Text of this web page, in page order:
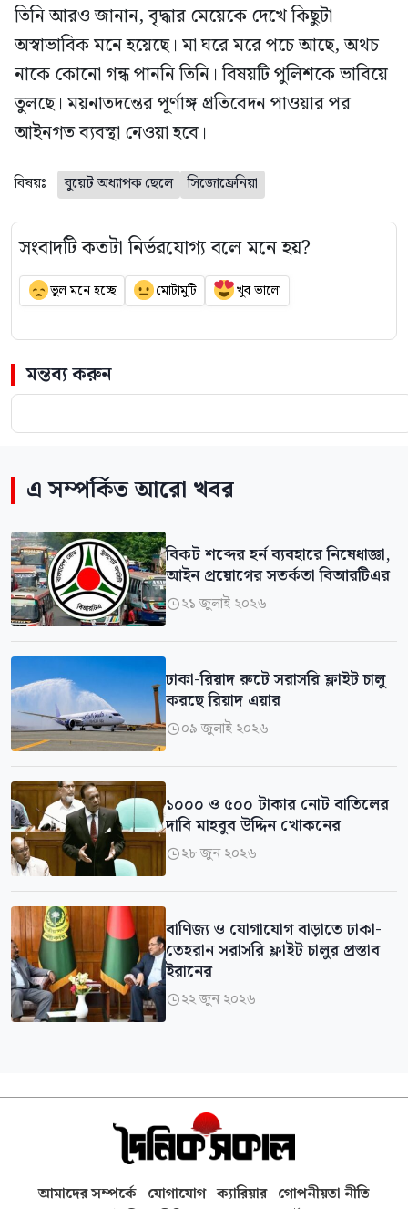
তিনি আরও জানান, বৃদ্ধার মেয়েকে দেখে কিছুটা
অস্বাভাবিক মনে হয়েছে। মা ঘরে মরে পচে আছে, অথচ
নাকে কোনো গন্ধ পাননি তিনি। বিষয়টি পুলিশকে ভাবিয়ে
তুলছে। ময়নাতদন্তের পূর্ণাঙ্গ প্রতিবেদন পাওয়ার পর
আইনগত ব্যবস্থা নেওয়া হবে।
বিষয়ঃ বুয়েট অধ্যাপক ছেলে সিজোফ্রেনিয়া
সংবাদটি কতটা নির্ভরযোগ্য বলে মনে হয়?
ভুল মনে হচ্ছে মোটামুটি খুব ভালো
মন্তব্য করুন
এ সম্পর্কিত আরো খবর
বিকট শব্দের হর্ন ব্যবহারে নিষেধাজ্ঞা,
আইন প্রয়োগের সতর্কতা বিআরটিএর
২১ জুলাই ২০২৬
ঢাকা-রিয়াদ রুটে সরাসরি ফ্লাইট চালু
করছে রিয়াদ এয়ার
০৯ জুলাই ২০২৬
১০০০ ও ৫০০ টাকার নোট বাতিলের
দাবি মাহবুব উদ্দিন খোকনের
২৮ জুন ২০২৬
বাণিজ্য ও যোগাযোগ বাড়াতে ঢাকা-
তেহরান সরাসরি ফ্লাইট চালুর প্রস্তাব
ইরানের
২২ জুন ২০২৬
আমাদের সম্পর্কে যোগাযোগ ক্যারিয়ার গোপনীয়তা নীতি